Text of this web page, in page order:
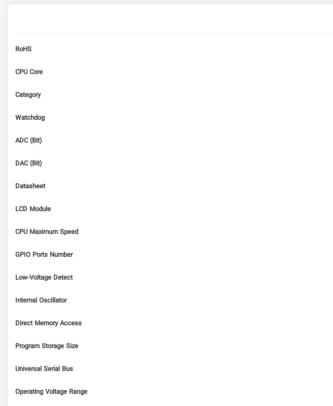
RoHS
CPU Core
Category
Watchdog
ADC (Bit)
DAC (Bit)
Datasheet
LCD Module
CPU Maximum Speed
GPIO Ports Number
Low-Voltage Detect
Internal Oscillator
Direct Memory Access
Program Storage Size
Universal Serial Bus
Operating Voltage Range